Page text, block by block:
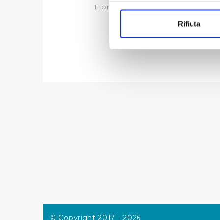
Identificare il tuo
digitali).
Cliccando su
desiderati e le terze parti
Rifiuta
Il presente
© Copyright 2017 - 2026